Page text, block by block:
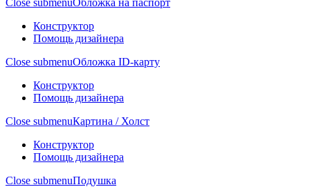
Close submenuОбложка на паспорт
Конструктор
Помощь дизайнера
Close submenuОбложка ID-карту
Конструктор
Помощь дизайнера
Close submenuКартина / Холст
Конструктор
Помощь дизайнера
Close submenuПодушка